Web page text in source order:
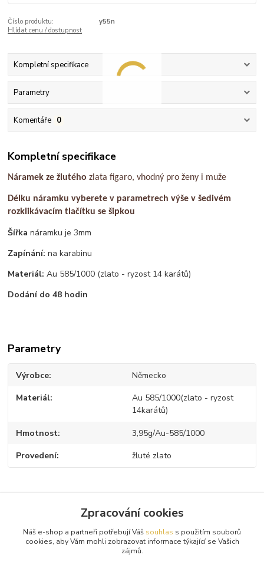
Číslo produktu:
y55n
Hlídat cenu / dostupnost
Kompletní specifikace
Parametry
Komentáře 0
Kompletní specifikace
Náramek ze žlutého zlata figaro, vhodný pro ženy i muže
Délku náramku vyberete v parametrech výše v šedivém
rozklikávacím tlačítku se šipkou
Šířka náramku je 3mm
Zapínání: na karabinu
Materiál: Au 585/1000 (zlato - ryzost 14 karátů)
Dodání do 48 hodin
Parametry
Výrobce Německo
Materiál
Au 585/1000(zlato - ryzost
14karátů)
Hmotnost 3,95g/Au-585/1000
Provedení žluté zlato
Zboží zařazeno v kategoriích
Zlaté náramky
Zpracování cookies
Náš e-shop a partneři potřebují Váš souhlas s použitím souborů
cookies, aby Vám mohli zobrazovat informace týkající se Vašich
zájmů.